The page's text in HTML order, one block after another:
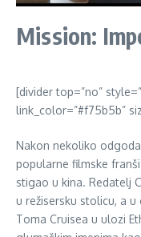
Mission:
[divider top=”no”
link_color=”#f75b5b”
Nakon nekoliko
popularne filmske
stigao u kina. Redatelj
u režisersku stolicu, a
Toma Cruisea u ulozi